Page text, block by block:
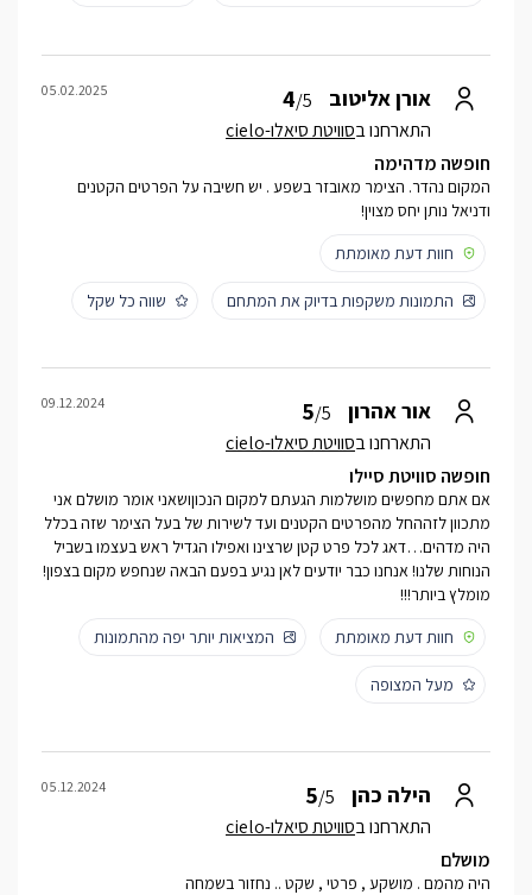
אורן אליטוב 4/5
התארחנו בסוויטת סיאלו-cielo
05.02.2025
חופשה מדהימה
המקום נהדר. הצימר מאובזר בשפע . יש חשיבה על הפרטים הקטנים
ודניאל נותן יחס מצוין!
חוות דעת מאומתת
התמונות משקפות בדיוק את המתחם שווה כל שקל
אור אהרון 5/5
התארחנו בסוויטת סיאלו-cielo
09.12.2024
חופשה סוויטת סיילו
אם אתם מחפשים מושלמות הגעתם למקום הנכוןושאני אומר מושלם אני
מתכוון לזההחל מהפרטים הקטנים ועד לשירות של בעל הצימר שזה בכלל
היה מדהים…דאג לכל פרט קטן שרצינו ואפילו הגדיל ראש בעצמו בשביל
הנוחות שלנו! אנחנו כבר יודעים לאן נגיע בפעם הבאה שנחפש מקום בצפון!
מומלץ ביותר!!!
חוות דעת מאומתת
המציאות יותר יפה מהתמונות
מעל המצופה
הילה כהן 5/5
התארחנו בסוויטת סיאלו-cielo
05.12.2024
מושלם
היה מהמם . מושקע , פרטי , שקט .. נחזור בשמחה